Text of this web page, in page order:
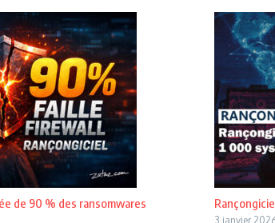
de 90 % des ransomwares
3 janvier